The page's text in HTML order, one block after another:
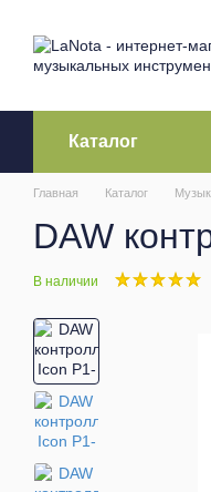
Каталог
Главная Каталог
DAW
В наличии